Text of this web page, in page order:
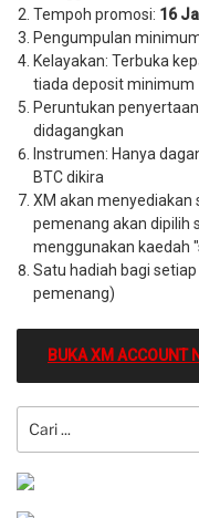
Tempoh promosi: 16
Pengumpulan
Kelayakan: Terbuka
tiada deposit minimum
Peruntukan
didagangkan
Instrumen: Hanya
BTC dikira
XM akan menyediakan
pemenang akan dipilih
menggunakan kaedah
Satu hadiah bagi
pemenang)
BUKA XM ACCOUNT
untuk: